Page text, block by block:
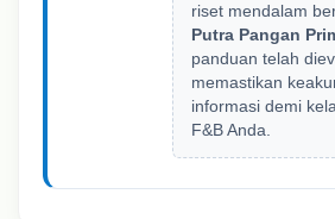
riset mendalam
Putra Pangan
panduan telah
memastikan
informasi demi
F&B Anda.